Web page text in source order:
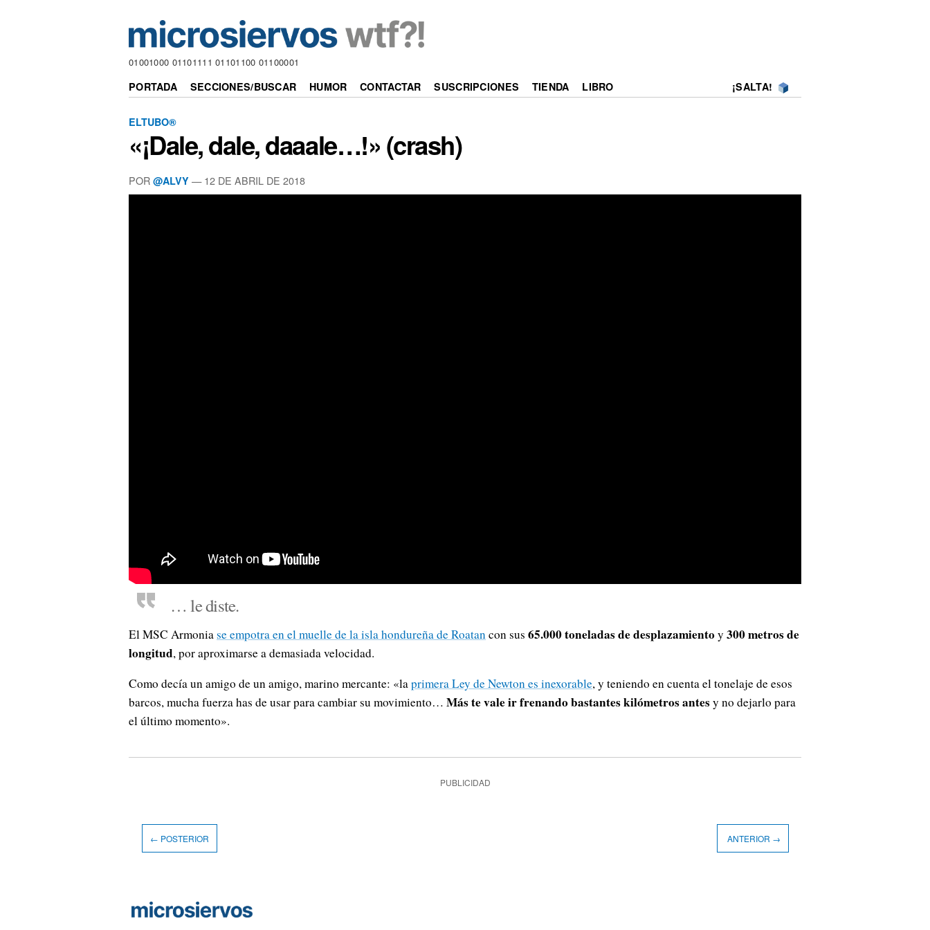
01001000 01101111 01101100 01100001
PORTADA SECCIONES/BUSCAR HUMOR CONTACTAR SUSCRIPCIONES TIENDA LIBRO ¡SALTA!
ELTUBO®
«¡Dale, dale, daaale…!» (crash)
POR @ALVY —12 DE ABRIL DE 2018
… le diste.
El MSC Armoniase empotra en el muelle de la isla hondureña de Roatancon sus 65.000 toneladas de desplazamientoy 300 metros de
longitud, por aproximarse a demasiada velocidad.
Como decía un amigo de un amigo, marino mercante: «laprimera Ley de Newton es inexorable, y teniendo en cuenta el tonelaje de esos
barcos, mucha fuerza has de usar para cambiar su movimiento… Más te vale ir frenando bastantes kilómetros antesy no dejarlo para
el último momento».
PUBLICIDAD
← POSTERIOR ANTERIOR →